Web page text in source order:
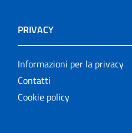
PRIVACY
Informazioni per la privacy
Contatti
Cookie policy